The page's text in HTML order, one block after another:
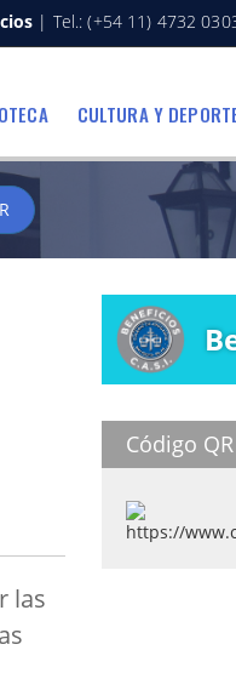
| Tel.: (+54 11) 4732
CULTURA Y
las
Código